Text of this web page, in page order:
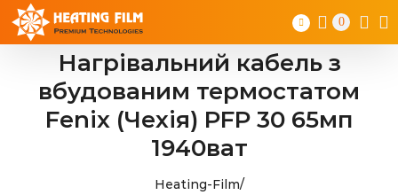
Skip
0
Нагрівальний кабель з
вбудованим термостатом
Fenix (Чехія) PFP 30 65мп
1940ват
Heating-Film/